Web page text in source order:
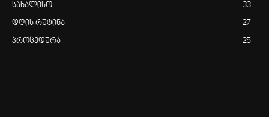
სახალისო 33
დღის რუტინა 27
პროცედურა 25